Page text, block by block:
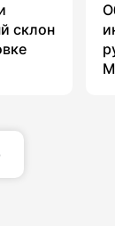
склон